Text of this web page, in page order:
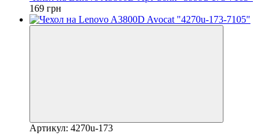
169 грн
Артикул: 4270u-173